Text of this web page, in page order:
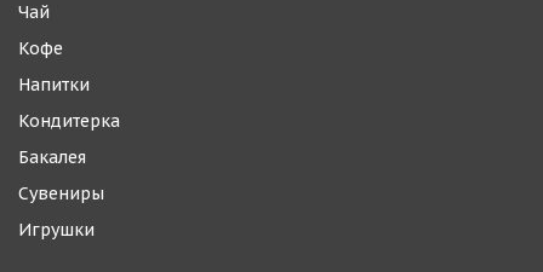
Чай
Кофе
Напитки
Кондитерка
Бакалея
Сувениры
Игрушки